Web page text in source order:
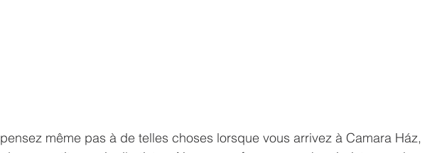
même pas à de telles choses lorsque vous arrivez à Camara Ház,